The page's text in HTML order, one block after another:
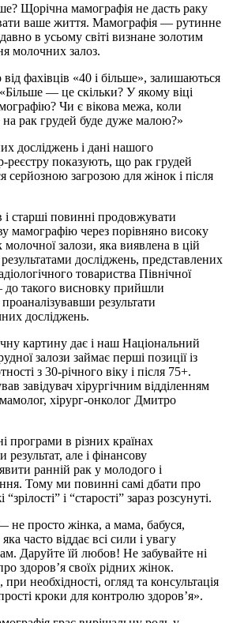
Щорічна мамографія не дасть раку
ваше життя. Мамографія — рутинне
в усьому світі визнане золотим
молочних залоз.
фахівців «40 і більше», залишаються
— це скільки? У якому віці
Чи є вікова межа, коли
на рак грудей буде дуже малою?»
досліджень і дані нашого
реєстру показують, що рак грудей
серйозною загрозою для жінок і після
і старші повинні продовжувати
мамографію через порівняно високу
молочної залози, яка виявлена в цій
результатами досліджень, представлених
товариства Північної
такого висновку прийшли
результати
досліджень.
картину дає і наш Національний
залози займає перші позиції із
з 30-річного віку і після 75+.
завідувач хірургічним відділенням
хірург-онколог Дмитро
програми в різних країнах
результат, але і фінансову
ранній рак у молодого і
Тому ми повинні самі дбати про
і “старості” зараз розсунуті.
не просто жінка, а мама, бабуся,
часто віддає всі сили і увагу
Даруйте їй любов! Не забувайте ні
здоров’я своїх рідних жінок.
необхідності, огляд та консультація
кроки для контролю здоров’я».